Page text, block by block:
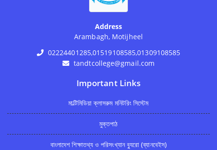
Address
Arambagh, Motijheel
02224401285,01519108585,01309108585
tandtcollege@gmail.com
Important Links
মাল্টিমিডিয়া ক্লাসরুম মনিটরিং সিস্টেম
মুক্তপাঠ
বাংলাদেশ শিক্ষাতথ্য ও পরিসংখ্যান ব্যুরো (ব্যানবেইস)